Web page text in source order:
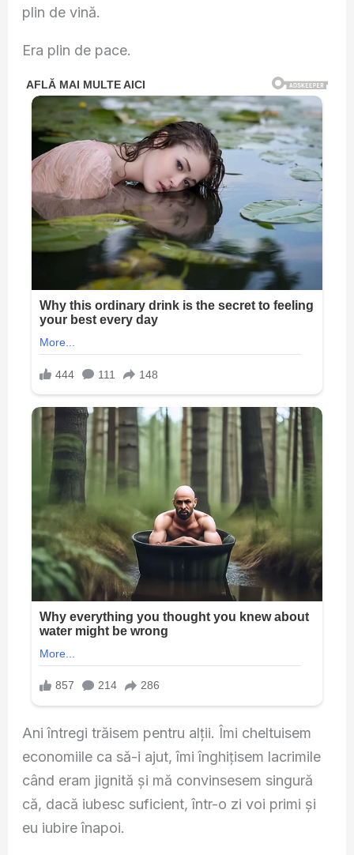
plin de vină.
Era plin de pace.
Ani întregi trăisem pentru alții. Îmi cheltuisem
economiile ca să-i ajut, îmi înghițisem lacrimile
când eram jignită și mă convinsesem singură
că, dacă iubesc suficient, într-o zi voi primi și
eu iubire înapoi.